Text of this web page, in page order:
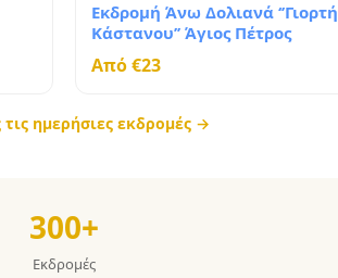
Εκδρομή Άνω Δολιανά ‘’Γιορτή
Κάστανου’’ Άγιος Πέτρος
Από €23
τις ημερήσιες εκδρομές →
300+
Εκδρομές